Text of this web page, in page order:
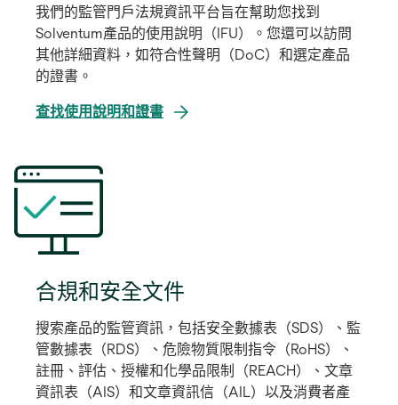
我們的監管門戶法規資訊平台旨在幫助您找到
Solventum產品的使用說明（IFU）。您還可以訪問
其他詳細資料，如符合性聲明（DoC）和選定產品
的證書。
查找使用說明和證書在
合規和安全文件
搜索產品的監管資訊，包括安全數據表（SDS）、監
管數據表（RDS）、危險物質限制指令（RoHS）、
註冊、評估、授權和化學品限制（REACH）、文章
資訊表（AIS）和文章資訊信（AIL）以及消費者產